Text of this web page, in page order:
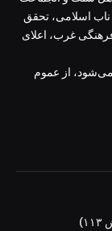
اسلامی، تحقق
غرب، اعلای
می‌شود، از عموم